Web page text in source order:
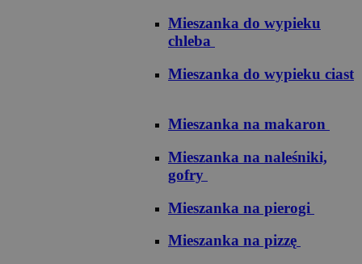
Mieszanka do wypieku
chleba
Mieszanka do wypieku ciast
Mieszanka na makaron
Mieszanka na naleśniki,
gofry
Mieszanka na pierogi
Mieszanka na pizzę